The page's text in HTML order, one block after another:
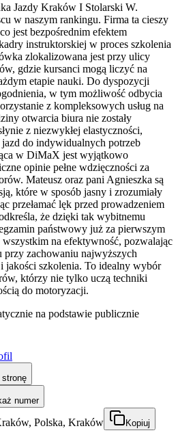
Jazdy Kraków I Stolarski W.
w naszym rankingu. Firma ta cieszy
jest bezpośrednim efektem
instruktorskiej w proces szkolenia
zlokalizowana jest przy ulicy
gdzie kursanci mogą liczyć na
etapie nauki. Do dyspozycji
w tym możliwość odbycia
z kompleksowych usług na
otwarcia biura nie zostały
z niezwykłej elastyczności,
do indywidualnych potrzeb
w DiMaX jest wyjątkowo
opinie pełne wdzięczności za
Mateusz oraz pani Agnieszka są
które w sposób jasny i zrozumiały
przełamać lęk przed prowadzeniem
że dzięki tak wybitnemu
państwowy już za pierwszym
wszystkim na efektywność, pozwalając
przy zachowaniu najwyższych
jakości szkolenia. To idealny wybór
którzy nie tylko uczą techniki
do motoryzacji.
na podstawie publicznie
stronę
numer
Polska, Kraków Kopiuj